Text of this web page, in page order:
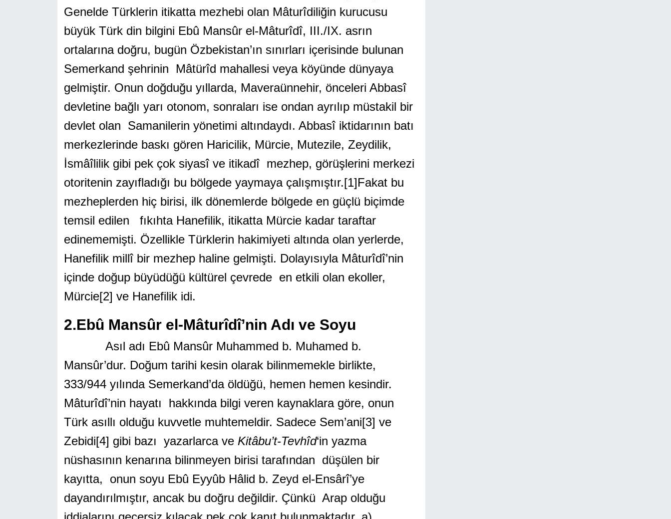
Genelde Türklerin itikatta mezhebi olan Mâturîdiliğin kurucusu
büyük Türk din bilgini Ebû Mansûr el-Mâturîdî, III./IX. asrın
ortalarına doğru, bugün Özbekistan’ın sınırları içerisinde bulunan
Semerkand şehrinin Mâtürîd mahallesi veya köyünde dünyaya
gelmiştir. Onun doğduğu yıllarda, Maveraünnehir, önceleri Abbasî
devletine bağlı yarı otonom, sonraları ise ondan ayrılıp müstakil bir
devlet olan Samanilerin yönetimi altındaydı. Abbasî iktidarının batı
merkezlerinde baskı gören Haricilik, Mürcie, Mutezile, Zeydilik,
İsmâîlilik gibi pek çok siyasî ve itikadî mezhep, görüşlerini merkezi
otoritenin zayıfladığı bu bölgede yaymaya çalışmıştır.[1]Fakat bu
mezheplerden hiç birisi, ilk dönemlerde bölgede en güçlü biçimde
temsil edilen fıkıhta Hanefilik, itikatta Mürcie kadar taraftar
edinememişti. Özellikle Türklerin hakimiyeti altında olan yerlerde,
Hanefilik millî bir mezhep haline gelmişti. Dolayısıyla Mâturîdî’nin
içinde doğup büyüdüğü kültürel çevrede en etkili olan ekoller,
Mürcie[2] ve Hanefilik idi.
2.Ebû Mansûr el-Mâturîdî’nin Adı ve Soyu
Asıl adı Ebû Mansûr Muhammed b. Muhamed b.
Mansûr’dur. Doğum tarihi kesin olarak bilinmemekle birlikte,
333/944 yılında Semerkand’da öldüğü, hemen hemen kesindir.
Mâturîdî’nin hayatı hakkında bilgi veren kaynaklara göre, onun
Türk asıllı olduğu kuvvetle muhtemeldir. Sadece Sem’ani[3] ve
Zebidi[4] gibi bazı yazarlarca ve Kitâbu’t-Tevhîd‘in yazma
nüshasının kenarına bilinmeyen birisi tarafından düşülen bir
kayıtta, onun soyu Ebû Eyyûb Hâlid b. Zeyd el-Ensârî’ye
dayandırılmıştır, ancak bu doğru değildir. Çünkü Arap olduğu